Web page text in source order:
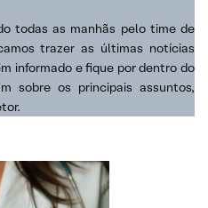
todas as manhãs pelo time de
trazer as últimas notícias
informado e fique por dentro do
sobre os principais assuntos,